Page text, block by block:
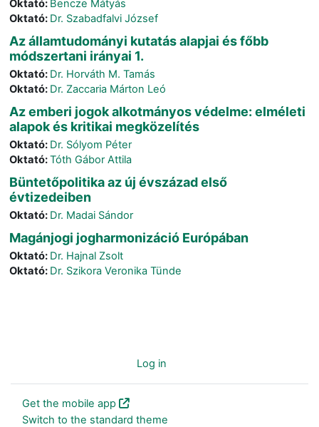
Oktató: Bencze Mátyás
Oktató: Dr. Szabadfalvi József
Az államtudományi kutatás alapjai és főbb
módszertani irányai 1.
Oktató: Dr. Horváth M. Tamás
Oktató: Dr. Zaccaria Márton Leó
Az emberi jogok alkotmányos védelme: elméleti
alapok és kritikai megközelítés
Oktató: Dr. Sólyom Péter
Oktató:Tóth Gábor Attila
Büntetőpolitika az új évszázad első
évtizedeiben
Oktató: Dr. Madai Sándor
Magánjogi jogharmonizáció Európában
Oktató: Dr. Hajnal Zsolt
Oktató: Dr. Szikora Veronika Tünde
Log in
Get the mobile app
Switch to the standard theme